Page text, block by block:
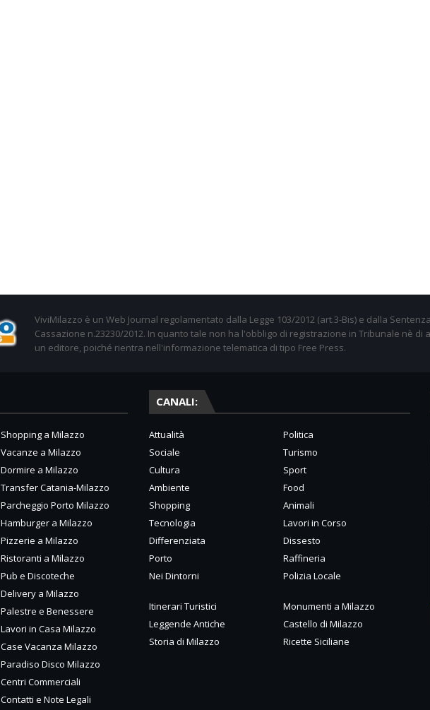
ViviMilazzo è un Web Journal regolamentato dalla Legge 103/2012 (art.3-Bis) e dalla
Cassazione n.23230/2012. In quanto tale non ha l'obbligo di registrazione in Tribunale nè di
un editore, poiché rientra nell'informazione telematica di tipo Free Press.
Shopping a Milazzo
Vacanze a Milazzo
Dormire a Milazzo
Transfer Catania-Milazzo
Parcheggio Porto Milazzo
Hamburger a Milazzo
Pizzerie a Milazzo
Ristoranti a Milazzo
Pub e Discoteche
Delivery a Milazzo
Palestre e Benessere
Lavori in Casa Milazzo
Case Vacanza Milazzo
Paradiso Disco Milazzo
Centri Commerciali
Contatti e Note Legali
CANALI:
Attualità
Politica
Sociale
Turismo
Cultura
Sport
Ambiente
Food
Shopping
Animali
Tecnologia
Lavori in Corso
Differenziata
Dissesto
Porto
Raffineria
Nei Dintorni
Polizia Locale
Itinerari Turistici
Monumenti a Milazzo
Leggende Antiche
Castello di Milazzo
Storia di Milazzo
Ricette Siciliane